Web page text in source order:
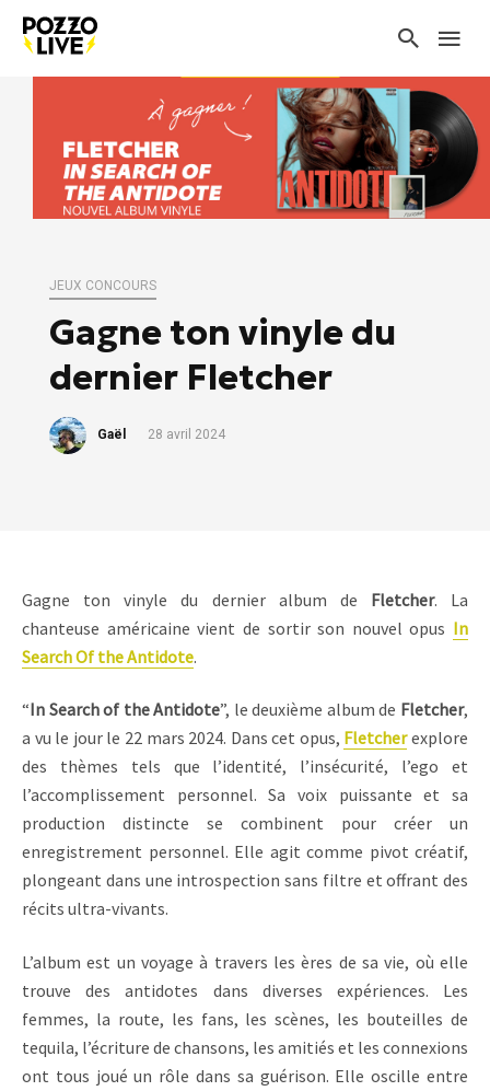
JEUX CONCOURS
Gagne ton vinyle du
dernier Fletcher
Gaël 28 avril 2024
Gagne ton vinyle du dernier album de Fletcher. La
chanteuse américaine vient de sortir son nouvel opus In
Search Of the Antidote.
“In Search of the Antidote”, le deuxième album de Fletcher,
a vu le jour le 22 mars 2024. Dans cet opus, Fletcherexplore
des thèmes tels que l’identité, l’insécurité, l’ego et
l’accomplissement personnel. Sa voix puissante et sa
production distincte se combinent pour créer un
enregistrement personnel. Elle agit comme pivot créatif,
plongeant dans une introspection sans filtre et offrant des
récits ultra-vivants.
L’album est un voyage à travers les ères de sa vie, où elle
trouve des antidotes dans diverses expériences. Les
femmes, la route, les fans, les scènes, les bouteilles de
tequila, l’écriture de chansons, les amitiés et les connexions
ont tous joué un rôle dans sa guérison. Elle oscille entre